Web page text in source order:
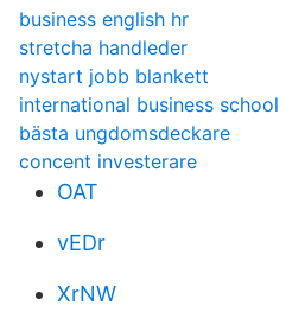
business english hr
stretcha handleder
nystart jobb blankett
international business school
bästa ungdomsdeckare
concent investerare
OAT
vEDr
XrNW